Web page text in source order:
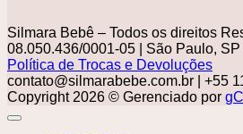
Silmara Bebê – Todos os direitos
08.050.436/0001-05 | São Paulo, SP
Política de Trocas e Devoluções
contato@silmarabebe.com.br | +55
Copyright 2026 © Gerenciado por